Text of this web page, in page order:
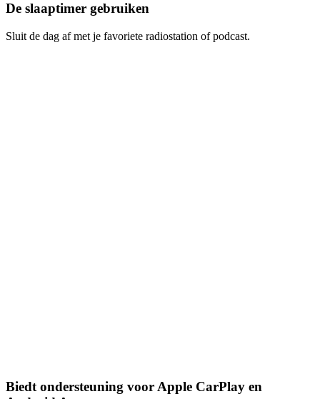
De slaaptimer gebruiken
Sluit de dag af met je favoriete radiostation of podcast.
Biedt ondersteuning voor Apple CarPlay en